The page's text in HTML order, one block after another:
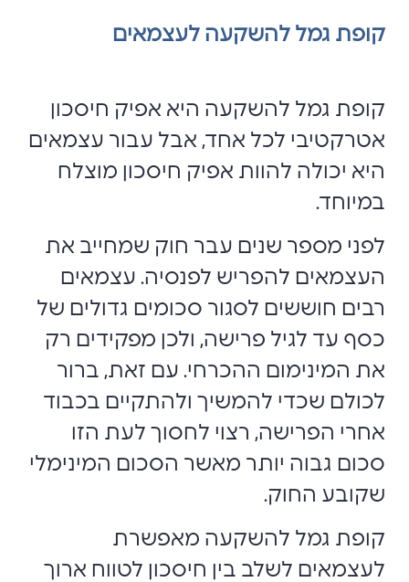
קופת גמל להשקעה לעצמאים
קופת גמל להשקעה היא אפיק חיסכון
אטרקטיבי לכל אחד, אבל עבור עצמאים
היא יכולה להוות אפיק חיסכון מוצלח
במיוחד.
לפני מספר שנים עבר חוק שמחייב את
העצמאים להפריש לפנסיה. עצמאים
רבים חוששים לסגור סכומים גדולים של
כסף עד לגיל פרישה, ולכן מפקידים רק
את המינימום ההכרחי. עם זאת, ברור
לכולם שכדי להמשיך ולהתקיים בכבוד
אחרי הפרישה, רצוי לחסוך לעת הזו
סכום גבוה יותר מאשר הסכום המינימלי
שקובע החוק.
קופת גמל להשקעה מאפשרת
לעצמאים לשלב בין חיסכון לטווח ארוך